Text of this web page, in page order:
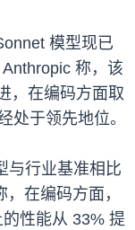
模型现已
称，该
，在编码方面取
处于领先地位。
与行业基准相比
在编码方面，
性能从 33% 提